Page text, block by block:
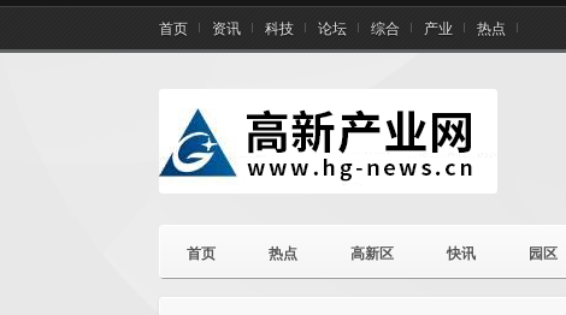
首页 资讯 科技 论坛 综合 产业 热点
首页 热点 高新区 快讯 园区